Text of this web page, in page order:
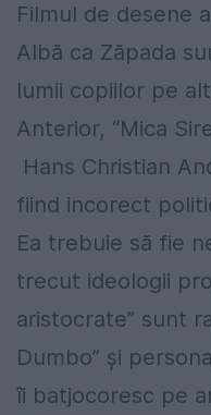
Filmul de desene
Albă ca Zăpada
lumii copiilor pe
Anterior, “Mica
Hans Christian
fiind incorect
Ea trebuie să fie
trecut ideologii
aristocrate” sunt
Dumbo” și
îi batjocoresc pe